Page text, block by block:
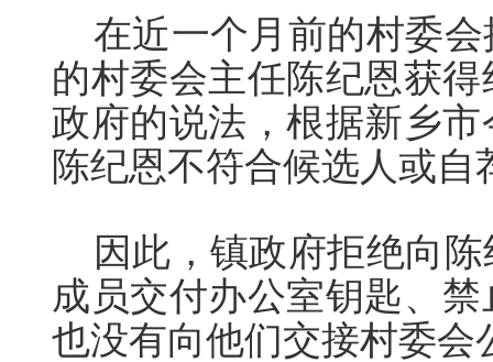
在近一个月前的村委会
的村委会主任陈纪恩获
政府的说法，根据新乡
陈纪恩不符合候选人或
因此，镇政府拒绝向陈
成员交付办公室钥匙、
也没有向他们交接村委会